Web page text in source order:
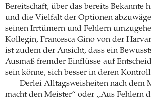
Bereitschaft, über das bereits Bekannte
und die Vielfalt der Optionen
seinen Irrtümern und Fehlern
Kollegin, Francesca Gino von der
ist zudem der Ansicht, dass ein
Ausmaß fremder Einflüsse auf
sein könne, sich besser in deren
Derlei Alltagsweisheiten nach dem
macht den Meister“ oder „Aus Fehlern